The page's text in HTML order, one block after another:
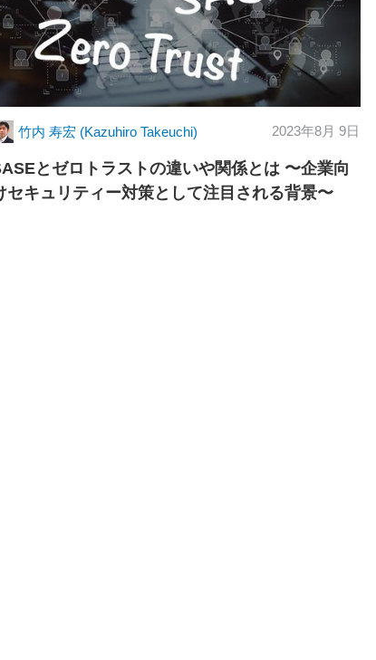
竹内 寿宏 (Kazuhiro Takeuchi) 2023年8月 9日
とゼロトラストの違いや関係とは 〜企業向
セキュリティー対策として注目される背景〜